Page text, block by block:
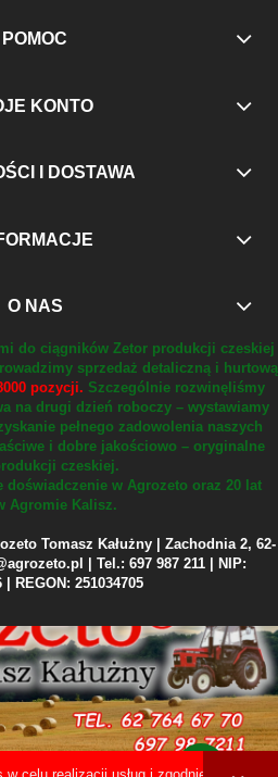
POMOC
KONTO
I DOSTAWA
O NAS
do ciągników Zetor produkcji czeskiej
sprzedaż detaliczną i hurtową
pozycji. Szczególnie rozwinęliśmy
na drugi dzień roboczy – wystawiamy
pełnego zadowolenia naszych
i dobre jakościowo – oryginalne
czeskiej.
doświadczenie w Agrozeto oraz 20 lat
Agromie Kalisz.
Tomasz Kałużny | Zachodnia 2, 62-
| Tel.: 697 987 211 | NIP:
| REGON: 251034705